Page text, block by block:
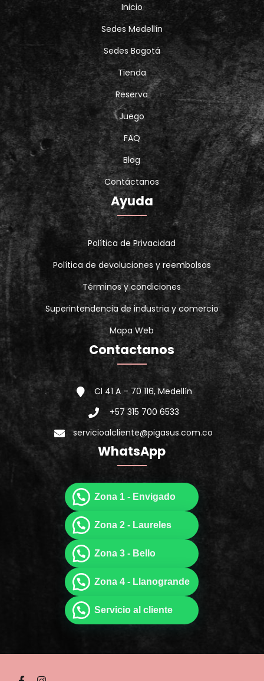
Inicio
Sedes Medellín
Sedes Bogotá
Tienda
Reserva
Juego
FAQ
Blog
Contáctanos
Ayuda
Política de Privacidad
Política de devoluciones y reembolsos
Términos y condiciones
Superintendencia de industria y comercio
Mapa Web
Contactanos
Cl 41 A – 70 116, Medellín
+57 315 700 6533
servicioalcliente@pigasus.com.co
WhatsApp
Zona 1 - Envigado
Zona 2 - Laureles
Zona 3 - Bello
Zona 4 - Llanogrande
Servicio al cliente